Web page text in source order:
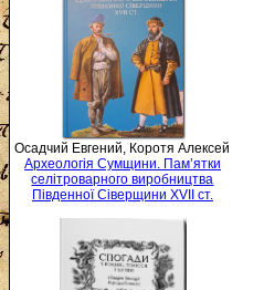
Осадчий Евгений, Коротя Алексей
Археологія Сумщини. Пам’ятки
селітроварного виробництва
Південної Сіверщини XVII ст.